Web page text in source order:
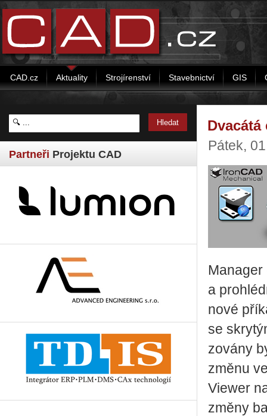
CAD.cz Aktuality Strojírenství Stavebnictví GIS
Partneři Projektu CAD
Dvacátá
Pátek,
a
nové
se
zo­vá­ny
změnu
Viewer
změny